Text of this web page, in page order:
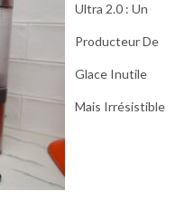
Ultra 2.0 : Un
Producteur De
Glace Inutile
Mais Irrésistible